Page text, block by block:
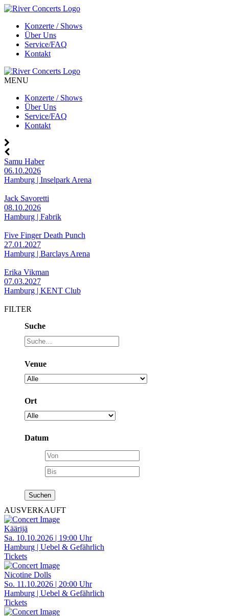
Konzerte / Shows
Über Uns
Service/FAQ
Kontakt
MENU
Konzerte / Shows
Über Uns
Service/FAQ
Kontakt
Samu Haber
06.10.2026
Hamburg | Inselpark Arena
Jack Savoretti
08.10.2026
Hamburg | Fabrik
Five Finger Death Punch
27.01.2027
Hamburg | Barclays Arena
Erika Vikman
07.03.2027
Hamburg | KENT Club
FILTER
Suche
Venue
Ort
Datum
AUSVERKAUFT
Käärijä
Sa. 10.10.2026 | 19:00 Uhr
Hamburg | Uebel & Gefährlich
Tickets
Nicotine Dolls
So. 11.10.2026 | 20:00 Uhr
Hamburg | Uebel & Gefährlich
Tickets